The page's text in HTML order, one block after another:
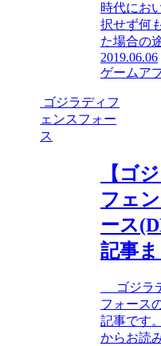
時代にお
択せず何
た場合の
2019.06.06
ゲームア
ゴジラディフ
ェンスフォー
ス
【ゴ
フェ
ース
記事
ゴジラ
フォース
記事です
からお読